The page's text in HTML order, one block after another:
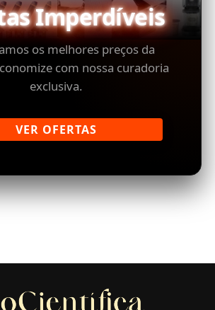
Imperdíveis
os melhores preços da
com nossa curadoria
exclusiva.
VER OFERTAS